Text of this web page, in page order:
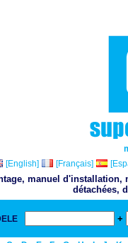
[English]
[Français]
manuel
détachées,
+